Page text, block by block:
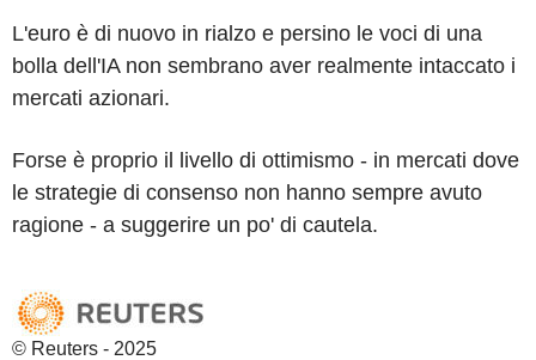
L'euro è di nuovo in rialzo e persino le voci di una
bolla dell'IA non sembrano aver realmente intaccato i
mercati azionari.
Forse è proprio il livello di ottimismo - in mercati dove
le strategie di consenso non hanno sempre avuto
ragione - a suggerire un po' di cautela.
© Reuters - 2025